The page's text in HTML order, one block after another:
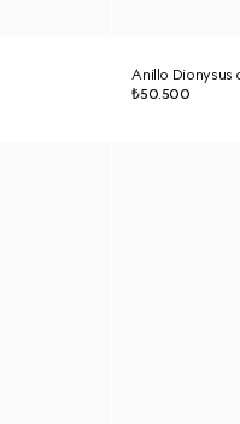
Anillo Dionysus
₺50.500